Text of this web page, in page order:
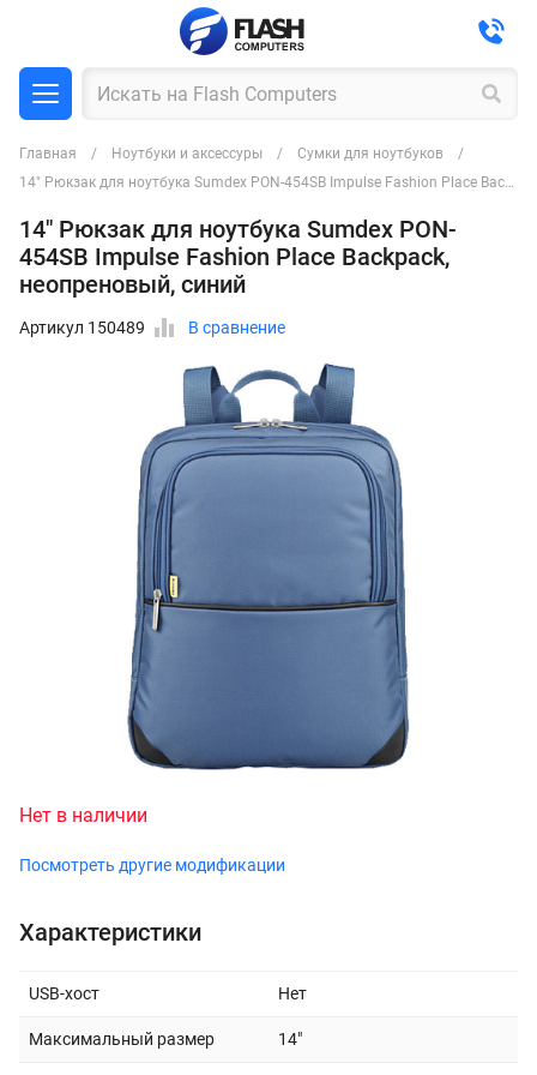
Главная Ноутбуки и аксессуры
Сумки для ноутбуков
14" Рюкзак для ноутбука Sumdex PON-454SB Impulse Fashion Place Backpack, неопреновый, синий
14" Рюкзак для ноутбука Sumdex PON-
454SB Impulse Fashion Place Backpack,
неопреновый, синий
Артикул 150489 В сравнение
Нет в наличии
Посмотреть другие модификации
Характеристики
USB-хост Нет
Максимальный размер 14"